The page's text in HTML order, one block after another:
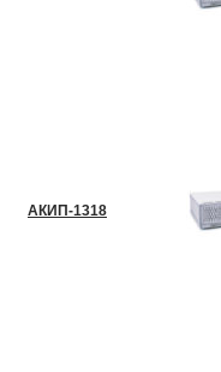
АКИП-1318